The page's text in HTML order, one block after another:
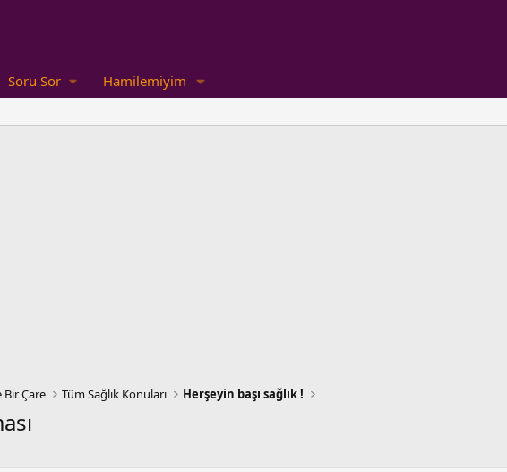
Soru Sor Hamilemiyim
Çare Tüm Sağlık Konuları Herşeyin başı sağlık !